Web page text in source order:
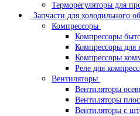
Терморегуляторы для
Запчасти для холодильного
Компрессоры
Компрессоры
Компрессоры для
Компрессоры
Реле для
Вентиляторы
Вентиляторы
Вентиляторы
Вентиляторы с